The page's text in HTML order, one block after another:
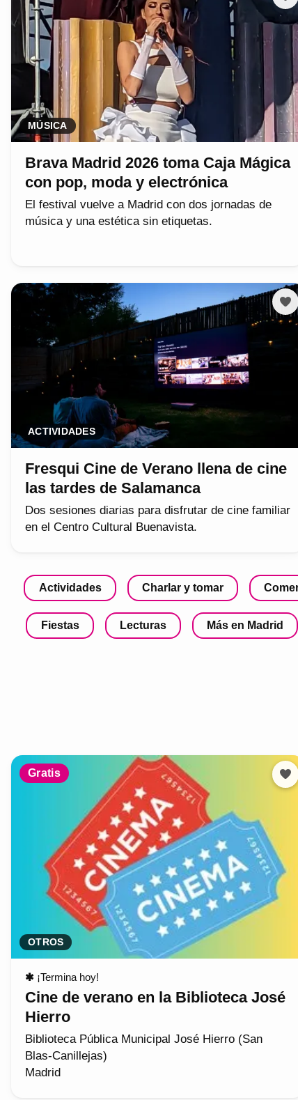
MÚSICA
Brava Madrid 2026 toma Caja Mágica
con pop, moda y electrónica
El festival vuelve a Madrid con dos jornadas de
música y una estética sin etiquetas.
ACTIVIDADES
Fresqui Cine de Verano llena de cine
las tardes de Salamanca
Dos sesiones diarias para disfrutar de cine familiar
en el Centro Cultural Buenavista.
Actividades Charlar y tomar
Fiestas Lecturas Más en Madrid
Gratis
OTROS
✱ ¡Termina hoy!
Cine de verano en la Biblioteca José
Hierro
Biblioteca Pública Municipal José Hierro (San
Blas-Canillejas)
Madrid